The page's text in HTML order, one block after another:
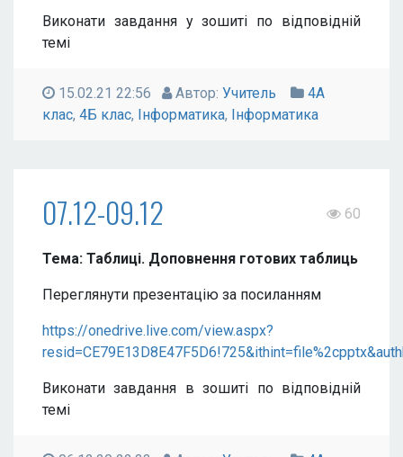
Виконати завдання у зошиті по відповідній
темі
15.02.21 22:56 Автор: Учитель
4А
клас, 4Б клас, Інформатика, Інформатика
07.12-09.12 60
Тема: Таблиці. Доповнення готових таблиць
Переглянути презентацію за посиланням
https://onedrive.live.com/view.aspx?
Виконати завдання в зошиті по відповідній
темі